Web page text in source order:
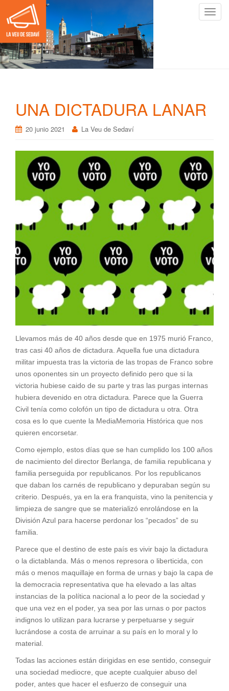
C
c
i
n
UNA DICTADURA LANAR
20 junio 2021 La Veu de Sedaví
Llevamos más de 40 años desde que en 1975 murió Franco,
tras casi 40 años de dictadura. Aquella fue una dictadura
militar impuesta tras la victoria de las tropas de Franco sobre
unos oponentes sin un proyecto definido pero que si la
victoria hubiese caido de su parte y tras las purgas internas
hubiera devenido en otra dictadura. Parece que la Guerra
Civil tenía como colofón un tipo de dictadura u otra. Otra
cosa es lo que cuente la MediaMemoria Histórica que nos
quieren encorsetar.
Como ejemplo, estos días que se han cumplido los 100 años
de nacimiento del director Berlanga, de familia republicana y
familia perseguida por republicanos. Por los republicanos
que daban los carnés de republicano y depuraban según su
criterio. Después, ya en la era franquista, vino la penitencia y
limpieza de sangre que se materializó enrolándose en la
División Azul para hacerse perdonar los “pecados” de su
familia.
Parece que el destino de este país es vivir bajo la dictadura
o la dictablanda. Más o menos represora o liberticida, con
más o menos maquillaje en forma de urnas y bajo la capa de
la democracia representativa que ha elevado a las altas
instancias de la política nacional a lo peor de la sociedad y
que una vez en el poder, ya sea por las urnas o por pactos
indignos lo utilizan para lucrarse y perpetuarse y seguir
lucrándose a costa de arruinar a su país en lo moral y lo
material.
Todas las acciones están dirigidas en ese sentido, conseguir
una sociedad mediocre, que acepte cualquier abuso del
poder, antes que hacer el esfuerzo de conseguir una